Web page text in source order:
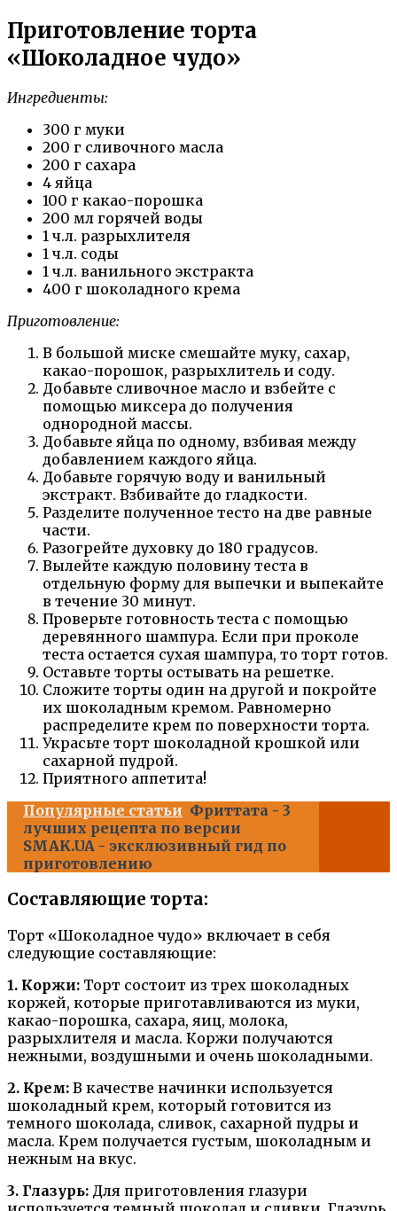
Приготовление торта
«Шоколадное чудо»
Ингредиенты:
300 г муки
200 г сливочного масла
200 г сахара
4 яйца
100 г какао-порошка
200 мл горячей воды
1 ч.л. разрыхлителя
1 ч.л. соды
1 ч.л. ванильного экстракта
400 г шоколадного крема
Приготовление:
В большой миске смешайте муку, сахар,
какао-порошок, разрыхлитель и соду.
Добавьте сливочное масло и взбейте с
помощью миксера до получения
однородной массы.
Добавьте яйца по одному, взбивая между
добавлением каждого яйца.
Добавьте горячую воду и ванильный
экстракт. Взбивайте до гладкости.
Разделите полученное тесто на две равные
части.
Разогрейте духовку до 180 градусов.
Вылейте каждую половину теста в
отдельную форму для выпечки и выпекайте
в течение 30 минут.
Проверьте готовность теста с помощью
деревянного шампура. Если при проколе
теста остается сухая шампура, то торт готов.
Оставьте торты остывать на решетке.
Сложите торты один на другой и покройте
их шоколадным кремом. Равномерно
распределите крем по поверхности торта.
Украсьте торт шоколадной крошкой или
сахарной пудрой.
Приятного аппетита!
Популярные статьи Фриттата - 3
лучших рецепта по версии
SMAK.UA - эксклюзивный гид по
приготовлению
Составляющие торта:
Торт «Шоколадное чудо» включает в себя
следующие составляющие:
1. Коржи: Торт состоит из трех шоколадных
коржей, которые приготавливаются из муки,
какао-порошка, сахара, яиц, молока,
разрыхлителя и масла. Коржи получаются
нежными, воздушными и очень шоколадными.
2. Крем: В качестве начинки используется
шоколадный крем, который готовится из
темного шоколада, сливок, сахарной пудры и
масла. Крем получается густым, шоколадным и
нежным на вкус.
3. Глазурь: Для приготовления глазури